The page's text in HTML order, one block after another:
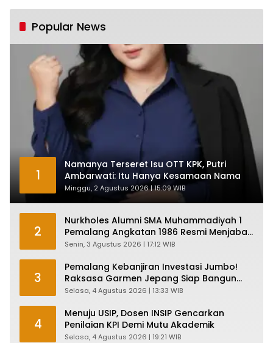
Tumbuh Tapi Rapuh
Popular News
1
Namanya Terseret Isu OTT KPK, Putri
Ambarwati: Itu Hanya Kesamaan Nama
Minggu, 2 Agustus 2026 | 15:09 WIB
2
Nurkholes Alumni SMA Muhammadiyah 1
Pemalang Angkatan 1986 Resmi Menjabat
Plt Bupati, Inilah Pesan Ketua Asmam 86
Senin, 3 Agustus 2026 | 17:12 WIB
3
Pemalang Kebanjiran Investasi Jumbo!
Raksasa Garmen Jepang Siap Bangun
Pabrik dan Serap Ribuan Tenaga Kerja
Selasa, 4 Agustus 2026 | 13:33 WIB
4
Menuju USIP, Dosen INSIP Gencarkan
Penilaian KPI Demi Mutu Akademik
Selasa, 4 Agustus 2026 | 19:21 WIB